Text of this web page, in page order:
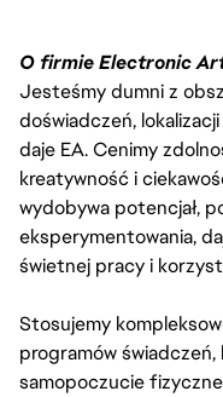
O firmie Electronic
Jesteśmy dumni z
doświadczeń,
daje EA. Cenimy
kreatywność i
wydobywa potencjał,
eksperymentowania,
świetnej pracy i
Stosujemy
programów świadczeń,
samopoczucie